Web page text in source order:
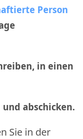
Person
in einen
abschicken.
Sie in der